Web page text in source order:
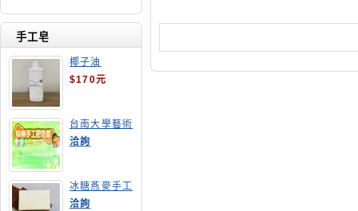
手工皂
椰子油
$170元
台南大學藝術
手工皂師資培
訓班
洽詢
冰糖燕麥手工
皂
洽詢